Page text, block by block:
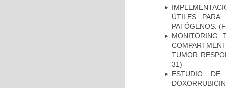
ÚTILES
PATÓGENOS.
MONITORING
TUMOR
31)
ESTUDIO DE